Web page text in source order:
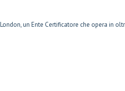
un Ente Certificatore che opera in